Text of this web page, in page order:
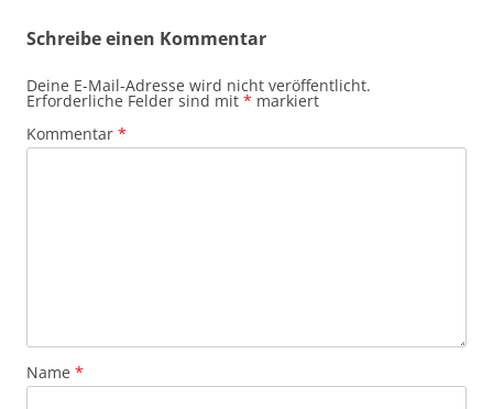
Schreibe einen Kommentar
Deine E-Mail-Adresse wird nicht veröffentlicht.
Erforderliche Felder sind mit * markiert
Kommentar *
Name *